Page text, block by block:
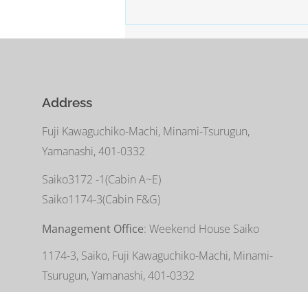
Address
Fuji Kawaguchiko-Machi, Minami-Tsurugun,
Yamanashi, 401-0332
Saiko3172 -1(Cabin A~E)
Saiko1174-3(​Cabin F&G)
Management Office: Weekend House Saiko
1174-3, Saiko, Fuji Kawaguchiko-Machi, Minami-
Tsurugun, Yamanashi, 401-0332